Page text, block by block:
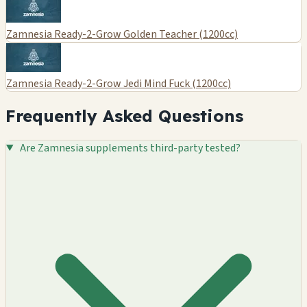
Zamnesia Ready-2-Grow Golden Teacher (1200cc)
Zamnesia Ready-2-Grow Jedi Mind Fuck (1200cc)
Frequently Asked Questions
Are Zamnesia supplements third-party tested?